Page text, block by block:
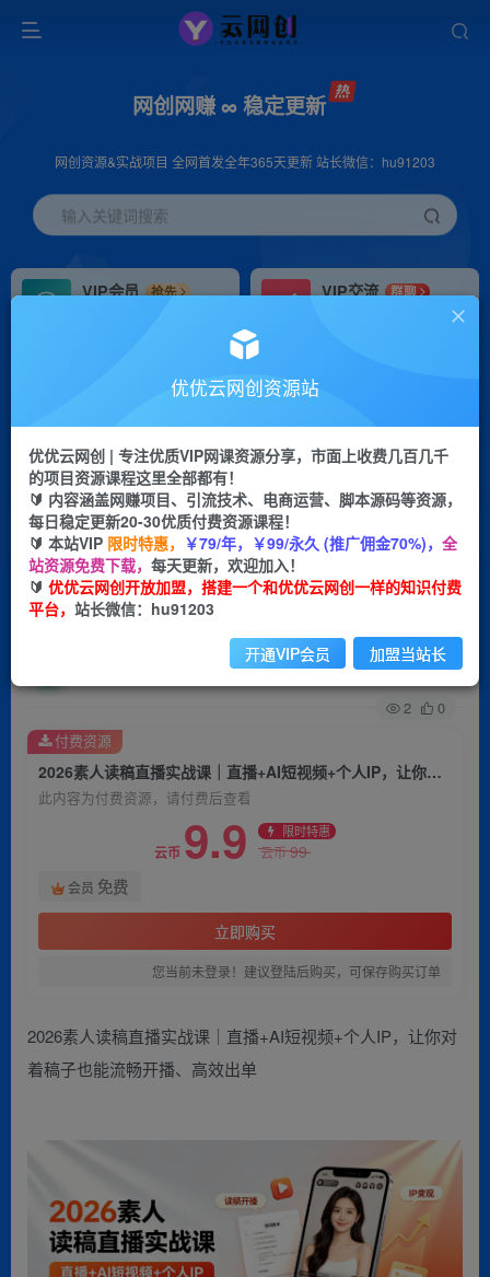
网创网赚 ∞ 稳定更新
网创资源&实战项目 全网首发全年365天更新 站长微信：hu91203
输入关键词搜索
VIP会员
抢先
VIP交流
群聊
研究探讨更多创业项目路子。
会员专属推广链接
挂机 项目
脚本卡密
APP下载
GO
首页 创业课程 会员免费 正文
2026素人读稿直播实战课｜直播+AI短视频+个人
IP，让你对着稿子也能流畅开播、高效出单
关注 私信
2 0
2026素人读稿直播实战课｜直播+AI短视频+个人IP，让你对着稿子也能流畅开播、高效出单
此内容为付费资源，请付费后查看
云币 9.9 限时特惠
云币99
会员 免费
立即购买
您当前未登录！建议登陆后购买，可保存购买订单
付费资源
2026素人读稿直播实战课｜直播+AI短视频+个人IP，让你对
着稿子也能流畅开播、高效出单
优优云网创资源站
优优云网创 | 专注优质VIP网课资源分享，市面上收费几百几千
的项目资源课程这里全部都有！
🔰 内容涵盖网赚项目、引流技术、电商运营、脚本源码等资源，
每日稳定更新20-30优质付费资源课程！
🔰 本站VIP 限时特惠， ￥79/年，￥99/永久 (推广佣金70%)， 全
站资源免费下载， 每天更新，欢迎加入！
🔰 优优云网创开放加盟，搭建一个和优优云网创一样的知识付费
平台， 站长微信：hu91203
开通VIP会员 加盟当站长